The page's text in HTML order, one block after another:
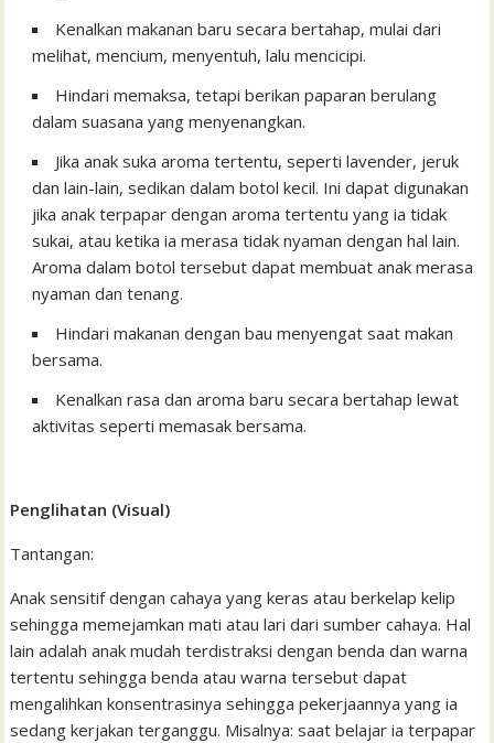
Kenalkan makanan baru secara bertahap, mulai dari
melihat, mencium, menyentuh, lalu mencicipi.
Hindari memaksa, tetapi berikan paparan berulang
dalam suasana yang menyenangkan.
Jika anak suka aroma tertentu, seperti lavender, jeruk
dan lain-lain, sedikan dalam botol kecil. Ini dapat digunakan
jika anak terpapar dengan aroma tertentu yang ia tidak
sukai, atau ketika ia merasa tidak nyaman dengan hal lain.
Aroma dalam botol tersebut dapat membuat anak merasa
nyaman dan tenang.
Hindari makanan dengan bau menyengat saat makan
bersama.
Kenalkan rasa dan aroma baru secara bertahap lewat
aktivitas seperti memasak bersama.
Penglihatan (Visual)
Tantangan:
Anak sensitif dengan cahaya yang keras atau berkelap kelip
sehingga memejamkan mati atau lari dari sumber cahaya. Hal
lain adalah anak mudah terdistraksi dengan benda dan warna
tertentu sehingga benda atau warna tersebut dapat
mengalihkan konsentrasinya sehingga pekerjaannya yang ia
sedang kerjakan terganggu. Misalnya: saat belajar ia terpapar